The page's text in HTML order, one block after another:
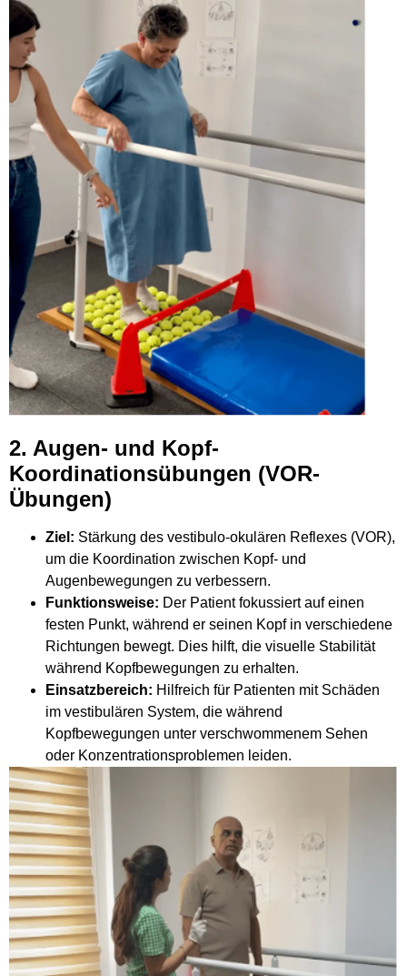
2. Augen- und Kopf-
Koordinationsübungen (VOR-
Übungen)
Ziel: Stärkung des vestibulo-okulären Reflexes (VOR),
um die Koordination zwischen Kopf- und
Augenbewegungen zu verbessern.
Funktionsweise: Der Patient fokussiert auf einen
festen Punkt, während er seinen Kopf in verschiedene
Richtungen bewegt. Dies hilft, die visuelle Stabilität
während Kopfbewegungen zu erhalten.
Einsatzbereich: Hilfreich für Patienten mit Schäden
im vestibulären System, die während
Kopfbewegungen unter verschwommenem Sehen
oder Konzentrationsproblemen leiden.